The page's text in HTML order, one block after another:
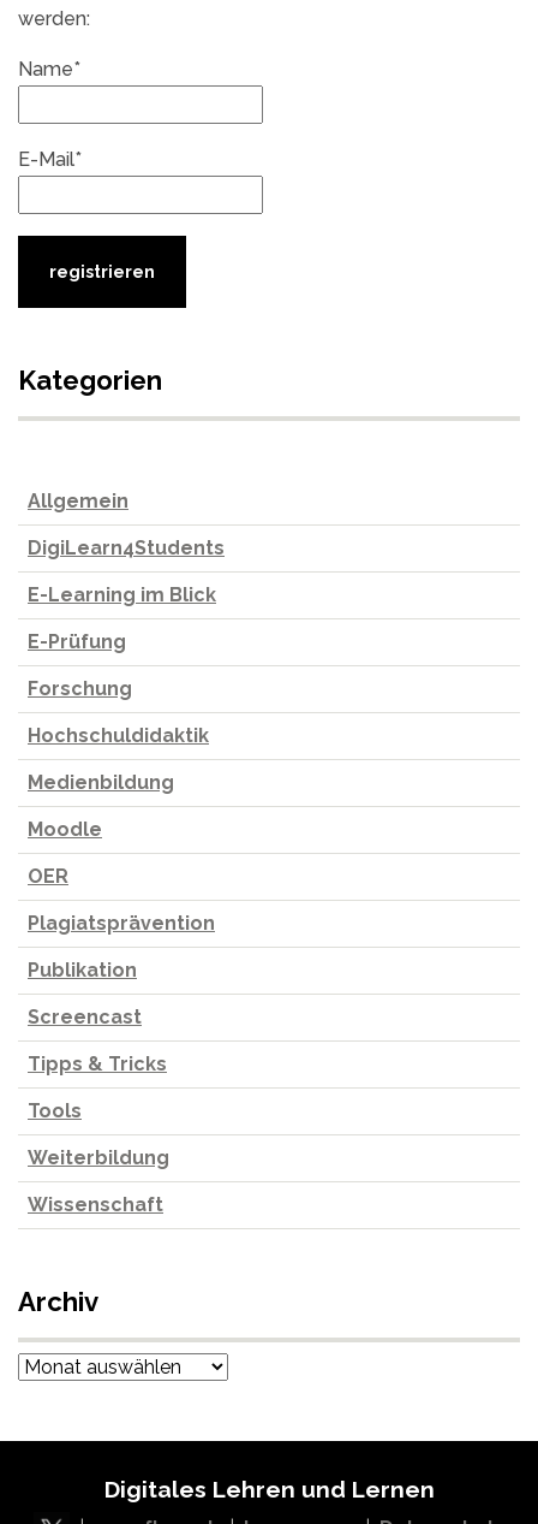
werden:
Name*
E-Mail*
Kategorien
Allgemein
DigiLearn4Students
E-Learning im Blick
E-Prüfung
Forschung
Hochschuldidaktik
Medienbildung
Moodle
OER
Plagiatsprävention
Publikation
Screencast
Tipps & Tricks
Tools
Weiterbildung
Wissenschaft
Archiv
Archiv
Digitales Lehren und Lernen